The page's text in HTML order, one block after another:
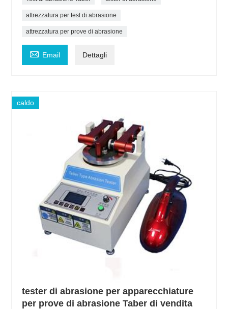
attrezzatura per test di abrasione
attrezzatura per prove di abrasione
 Email Dettagli
caldo
tester di abrasione per apparecchiature
per prove di abrasione Taber di vendita